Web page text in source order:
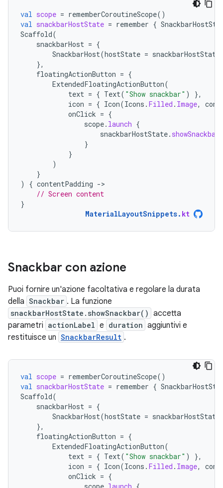
val scope = rememberCoroutineScope()
val snackbarHostState = remember {
Scaffold(
snackbarHost = {
SnackbarHost(hostState = snackbarHostState
},
floatingActionButton = {
ExtendedFloatingActionButton(
text = { Text( "Show snackbar" )
},
icon = { Icon(Icons . Filled . Image,
onClick = {
scope. launch {
snackbarHostState. showSnackbar
}
}
)
}
)
{ contentPadding -
// Screen content
}
MaterialLayoutSnippets. kt
Snackbar con azione
Puoi fornire un'azione facoltativa e regolare la durata
della Snackbar . La funzione
snackbarHostState.showSnackbar() accetta
parametri actionLabel e duration aggiuntivi e
restituisce un SnackbarResult .
val scope = rememberCoroutineScope()
val snackbarHostState = remember {
Scaffold(
snackbarHost = {
SnackbarHost(hostState = snackbarHostState
},
floatingActionButton = {
ExtendedFloatingActionButton(
text = { Text( "Show snackbar" )
},
icon = { Icon(Icons . Filled . Image,
onClick = {